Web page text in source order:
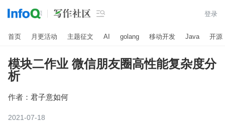
 登录
首页 月更活动 主题征文 AI golang 移动开发 Java 开源
模块二作业 微信朋友圈高性能复杂度分
析
作者： 君子意如何
2021-07-18